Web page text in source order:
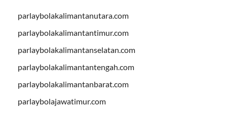
parlaybolakalimantanutara.com
parlaybolakalimantantimur.com
parlaybolakalimantanselatan.com
parlaybolakalimantantengah.com
parlaybolakalimantanbarat.com
parlaybolajawatimur.com